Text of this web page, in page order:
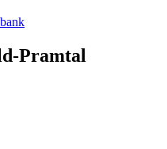
Pramtal